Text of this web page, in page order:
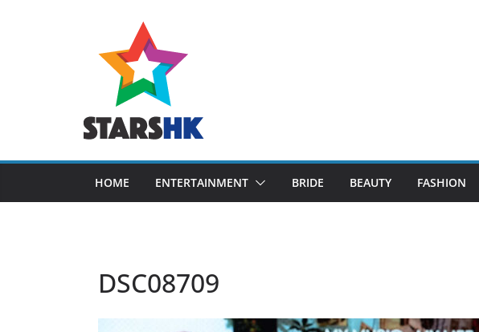
HOME ENTERTAINMENT BRIDE BEAUTY FASHION
DSC08709